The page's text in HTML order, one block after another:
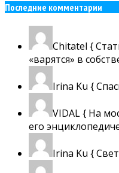
Последние комментарии
Chitatel {
«варятся» в
Irina Ku {
VIDAL{ На
его
Irina Ku {